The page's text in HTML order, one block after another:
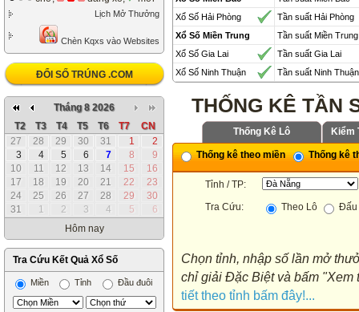
Lịch Mở Thưởng
Chèn Kqxs vào Websites
ĐỔI SỐ TRÚNG .COM
Tháng 8 2026
T2
T3 T4 T5 T6 T7
CN
27
28 29 30 31 1
2
3
4 5 6 7 8
9
10
11 12 13 14 15
16
17
18 19 20 21 22
23
24
25 26 27 28 29
30
31
1 2 3 4 5
6
Hôm nay
Tra Cứu Kết Quả Xổ Số
Miền Tỉnh Đầu đuôi
Xổ Số Hải Phòng
Tần suất Hải Phòng
Xổ Số Miền Trung
Tần suất Miền Trung
Xổ Số Gia Lai
Tần suất Gia Lai
Xổ Số Ninh Thuận
Tần suất Ninh Thuận
THỐNG KÊ TẦN
Thống Kê Lô Kiểm
Thống kê theo miền Thống kê
Tỉnh / TP:
Tra Cứu:
Theo Lô Đấu
Chọn tỉnh, nhập số lần mở
chỉ giải Đặc Biệt và bấm "Xem
tiết theo tỉnh bấm đây!...